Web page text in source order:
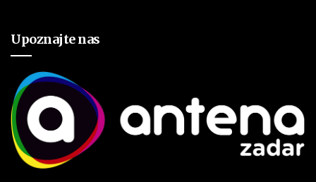
Upoznajte nas